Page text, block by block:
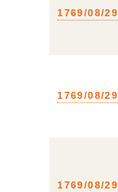
1769/08/29
1769/08/29
1769/08/29